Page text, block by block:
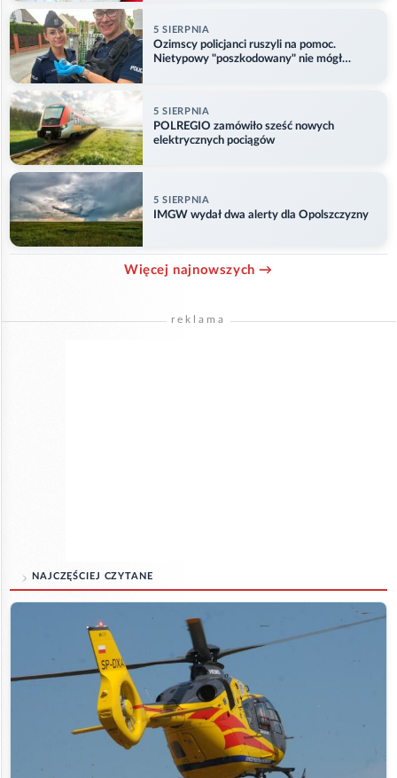
5 SIERPNIA
Ozimscy policjanci ruszyli na pomoc.
Nietypowy "poszkodowany" nie mógł
5 SIERPNIA
POLREGIO zamówiło sześć nowych
elektrycznych pociągów
5 SIERPNIA
IMGW wydał dwa alerty dla Opolszczyzny
Więcej najnowszych →
reklama
NAJCZĘŚCIEJ CZYTANE